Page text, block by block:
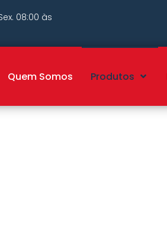
08:00 às
Quem Somos Produtos